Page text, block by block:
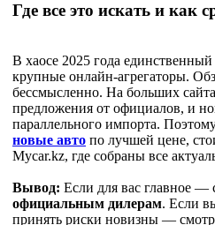
Где все это искать и как
В хаосе 2025 года
крупные онлайн-агрегаторы.
бессмысленно. На больших
предложения от официалов, и
параллельного импорта.
новые авто по лучшей цене,
Mycar.kz, где собраны все
Вывод: Если для вас главное —
официальным дилерам. Если
принять риски новизны —